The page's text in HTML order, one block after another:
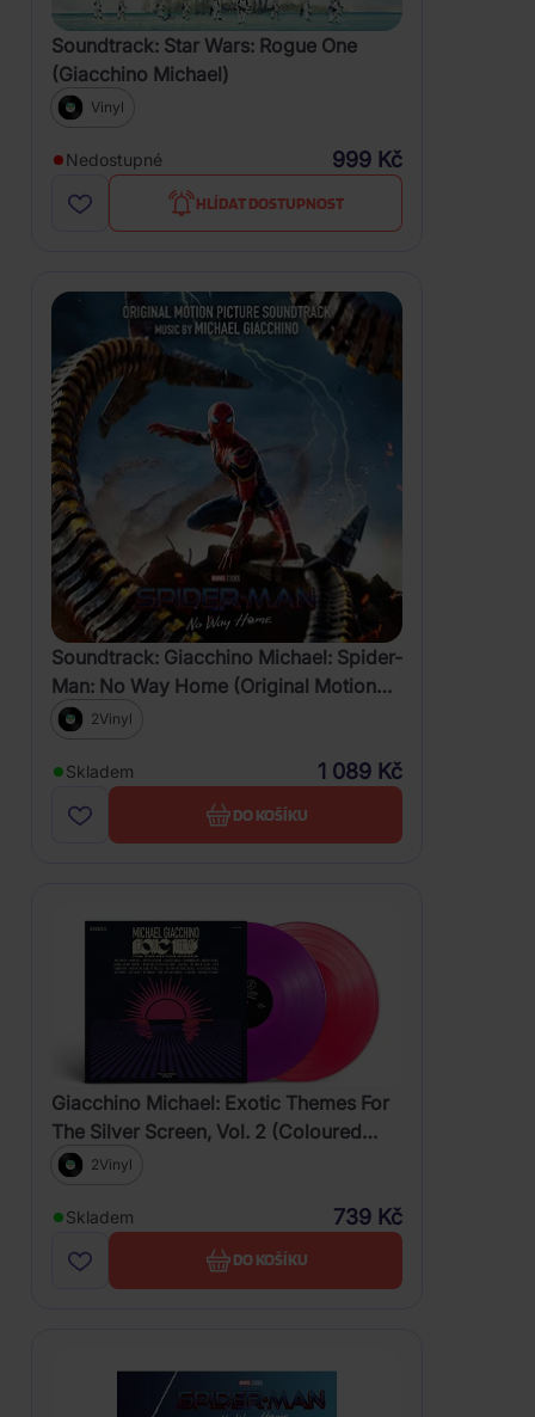
Soundtrack: Star Wars: Rogue One
(Giacchino Michael)
Vinyl
Nedostupné 999 Kč
HLÍDAT DOSTUPNOST
Soundtrack: Giacchino Michael: Spider-
Man: No Way Home (Original Motion
Picture Soundtrack)
2Vinyl
Skladem 1 089 Kč
DO KOŠÍKU
Giacchino Michael: Exotic Themes For
The Silver Screen, Vol. 2 (Coloured
Purple & Magenta Vinyl)
2Vinyl
Skladem 739 Kč
DO KOŠÍKU